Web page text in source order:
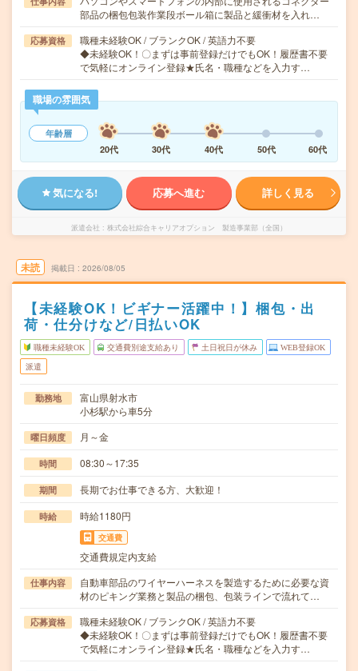
部品の梱包包装作業段ボール箱に製品と緩衝材を入れ…
応募資格
職種未経験OK / ブランクOK / 英語力不要
◆未経験OK！〇まずは事前登録だけでもOK！履歴書不要
で気軽にオンライン登録★氏名・職種などを入力す…
職場の雰囲気
年齢層
20代
30代 40代 50代 60代
気になる! 応募へ進む 詳しく見る
派遣会社 株式会社綜合キャリアオプション 製造事業部（全国）
未読 掲載日 2026/08/05
【未経験OK！ビギナー活躍中！】梱包・出
荷・仕分けなど/日払いOK
職種未経験OK 交通費別途支給あり 土日祝日が休み WEB登録OK
派遣
勤務地
富山県射水市
小杉駅から車5分
曜日頻度 月～金
時間 08:30～17:35
期間 長期でお仕事できる方、大歓迎！
時給 時給1180円
交通費
交通費規定内支給
仕事内容
自動車部品のワイヤーハーネスを製造するために必要な資
材のピキング業務と製品の梱包、包装ラインで流れて…
応募資格
職種未経験OK / ブランクOK / 英語力不要
◆未経験OK！〇まずは事前登録だけでもOK！履歴書不要
で気軽にオンライン登録★氏名・職種などを入力す…